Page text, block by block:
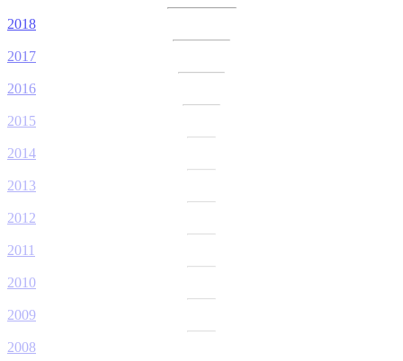
2018
2017
2016
2015
2014
2013
2012
2011
2010
2009
2008